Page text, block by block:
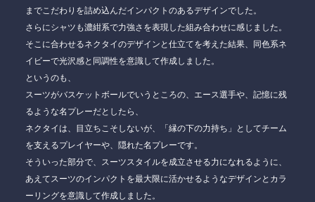
までこだわりを詰め込んだインパクトのあるデザインでした。
さらにシャツも濃紺系で力強さを表現した組み合わせに感じました。
そこに合わせるネクタイのデザインと仕立てを考えた結果、同色系ネ
イビーで光沢感と同調性を意識して作成しました。
というのも、
スーツがバスケットボールでいうところの、エース選手や、記憶に残
るような名プレーだとしたら、
ネクタイは、目立ちこそしないが、「縁の下の力持ち」としてチーム
を支えるプレイヤーや、隠れた名プレーです。
そういった部分で、スーツスタイルを成立させる力になれるように、
あえてスーツのインパクトを最大限に活かせるようなデザインとカラ
ーリングを意識して作成しました。